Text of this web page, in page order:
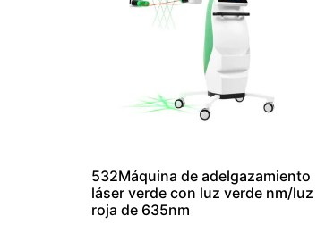
532Máquina de adelgazamiento
láser verde con luz verde nm/luz
roja de 635nm